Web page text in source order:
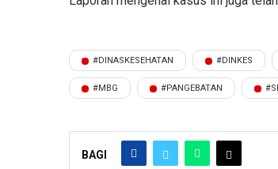
#DINASKESEHATAN #DINKES
#MBG #PANGEBATAN
BAGI